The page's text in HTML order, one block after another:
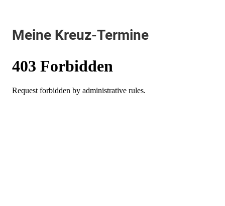
Meine Kreuz-Termine